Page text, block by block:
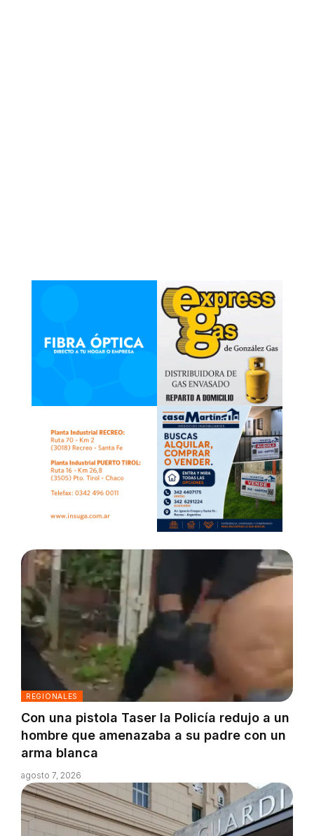
REGIONALES
Con una pistola Taser la Policía redujo a un
hombre que amenazaba a su padre con un
arma blanca
agosto 7, 2026